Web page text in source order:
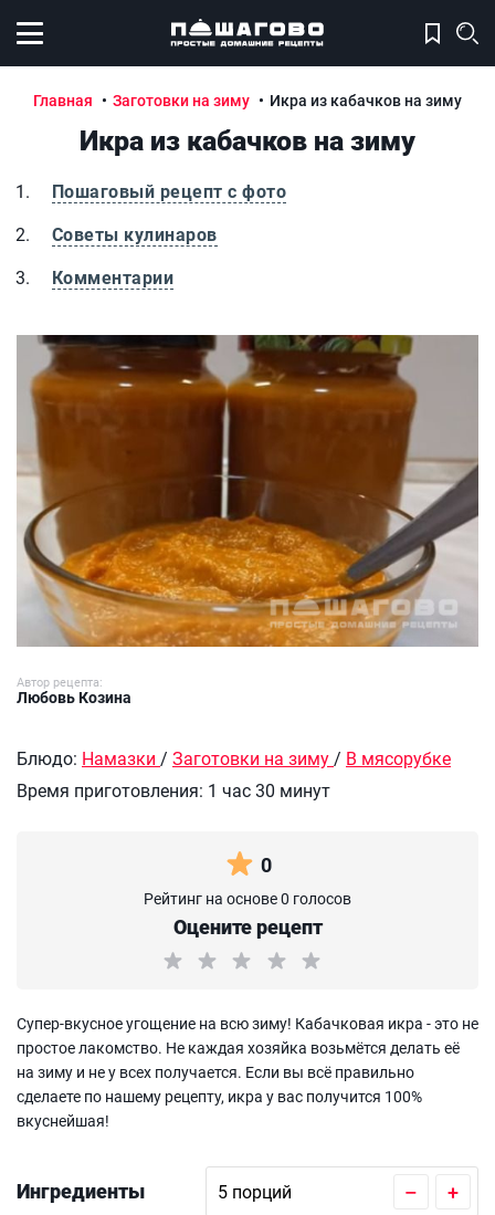
Открыть меню
Главная Заготовки на зиму Икра из кабачков на зиму
Икра из кабачков на зиму
Пошаговый рецепт с фото
Советы кулинаров
Комментарии
Икра из кабачков на зиму
Автор рецепта:
Любовь Козина
Блюдо: Намазки / Заготовки на зиму / В мясорубке
Время приготовления: 1 час 30 минут
0
Рейтинг на основе 0 голосов
Оцените рецепт
Супер-вкусное угощение на всю зиму! Кабачковая икра - это не
простое лакомство. Не каждая хозяйка возьмётся делать её
на зиму и не у всех получается. Если вы всё правильно
сделаете по нашему рецепту, икра у вас получится 100%
вкуснейшая!
Ингредиенты – +